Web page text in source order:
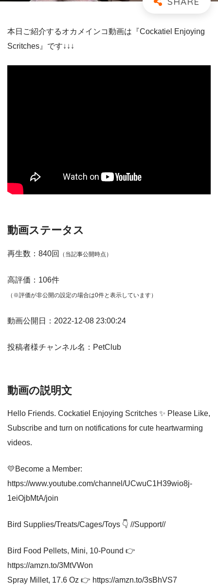
本日ご紹介するオカメインコ動画は『Cockatiel Enjoying
Scritches』です↓↓↓
動画ステータス
再生数：840回 （当記事公開時点）
高評価：106件
（※評価が非公開の設定の場合は0件と表示しています）
動画公開日：2022-12-08 23:00:24
投稿者様チャンネル名：PetClub
動画の説明文
Hello Friends. Cockatiel Enjoying Scritches ✨ Please Like,
Subscribe and turn on notifications for cute heartwarming
videos.
💛Become a Member:
https://www.youtube.com/channel/UCwuC1H39wio8j-
1eiOjbMtA/join
Bird Supplies/Treats/Cages/Toys 👇 //Support//
Bird Food Pellets, Mini, 10-Pound 👉
https://amzn.to/3MtVWon
Spray Millet, 17.6 Oz 👉 https://amzn.to/3sBhVS7